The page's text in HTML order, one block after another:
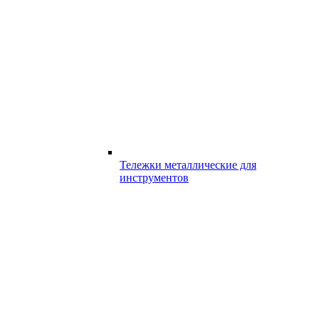
Тележки металлические для
инструментов